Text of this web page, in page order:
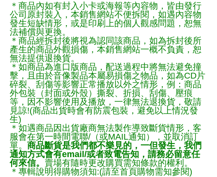
＊商品內如有封入小卡或海報等內容物，皆由發行
公司原封裝入，本銷售網站不便拆閱，如遇內容物
發生短缺情形，或是印刷上的個人觀感問題，恕無
法補償與更換。
＊商品經拆封後將視為認同該商品，如為拆封後所
產生的商品外觀損傷，本銷售網站一概不負責，恕
無法提供退換貨。
＊如商品為進口版商品，配送過程中將無法避免撞
擊，且由於音像製品本屬易損傷之物品，如為CD片
碎裂、刮傷等影響正常播放以外之情形，例：商品
外包裝（封面或外殼）撕裂、折損、刮傷、壓痕
等，因不影響使用及播放，一律無法退換貨，敬請
見諒!(商品出貨時會有防震包裝，避免以上情況發
生)
＊如遇商品因出貨廠商無法製作導致斷貨情形，客
服會在第一時間電聯/（或MAIL通知），並取消訂
單。 商品斷貨是我們都不樂見的，一但發生，我們
通知方式會有email/或者致電告知，請務必留意任
何來信。 賣場有隨時更改購買需知條款的權利。
＊專輯說明得購物須知:(請至首頁購物需知參閱)